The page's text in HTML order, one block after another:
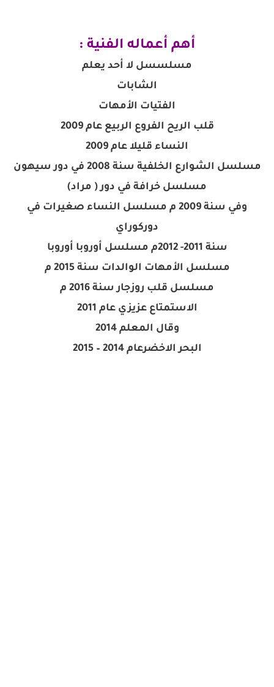
أهم أعماله الفنية :
مسلسسل لا أحد يعلم
الشابات
الفتيات الأمهات
قلب الريح الفروع الربيع عام 2009
النساء قليلا عام 2009
مسلسل الشوارع الخلفية سنة 2008 في دور سيهون
مسلسل خرافة في دور ( مراد)
وفي سنة 2009 م مسلسل النساء صغيرات في
دوركوراي
سنة 2011- 2012م مسلسل أوروبا أوروبا
مسلسل الأمهات الوالدات سنة 2015 م
مسلسل قلب روزجار سنة 2016 م
الاستمتاع عزيزي عام 2011
وقال المعلم 2014
البحر الاخضرعام 2014 – 2015